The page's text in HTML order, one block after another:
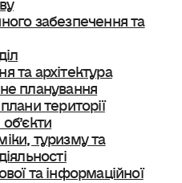
забезпечення та
та архітектура
планування
території
туризму та
та інформаційної